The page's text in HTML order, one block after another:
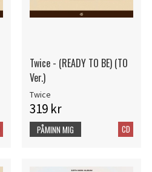
Twice - (READY TO BE) (TO
Ver.)
Twice
319 kr
CD
PÅMINN MIG